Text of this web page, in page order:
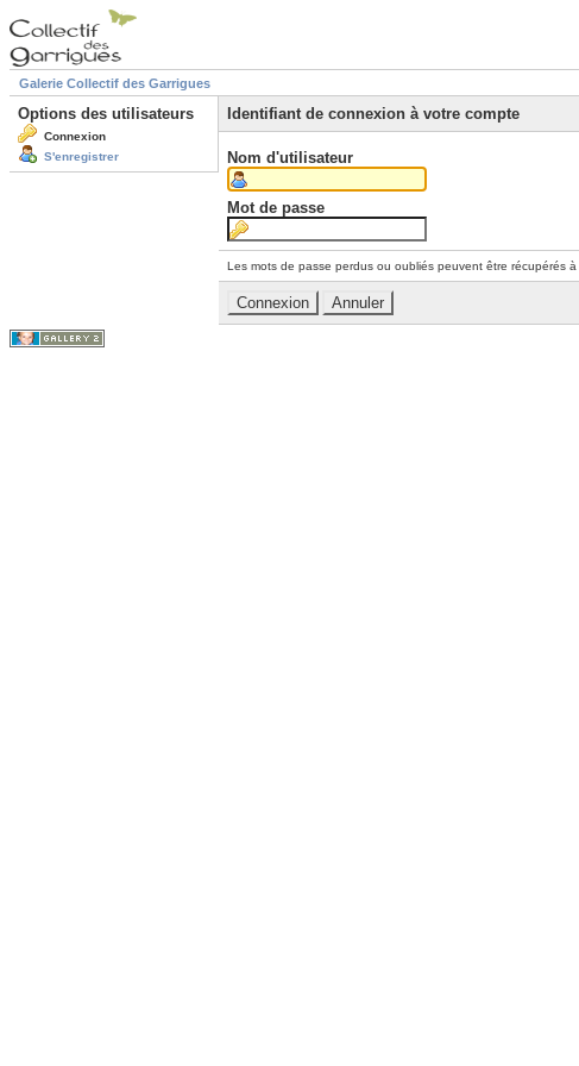
Galerie Collectif des Garrigues
Options des utilisateurs
Connexion
S'enregistrer
Identifiant de connexion à votre compte
Nom d'utilisateur
Mot de passe
Les mots de passe perdus ou oubliés peuvent être récupérés